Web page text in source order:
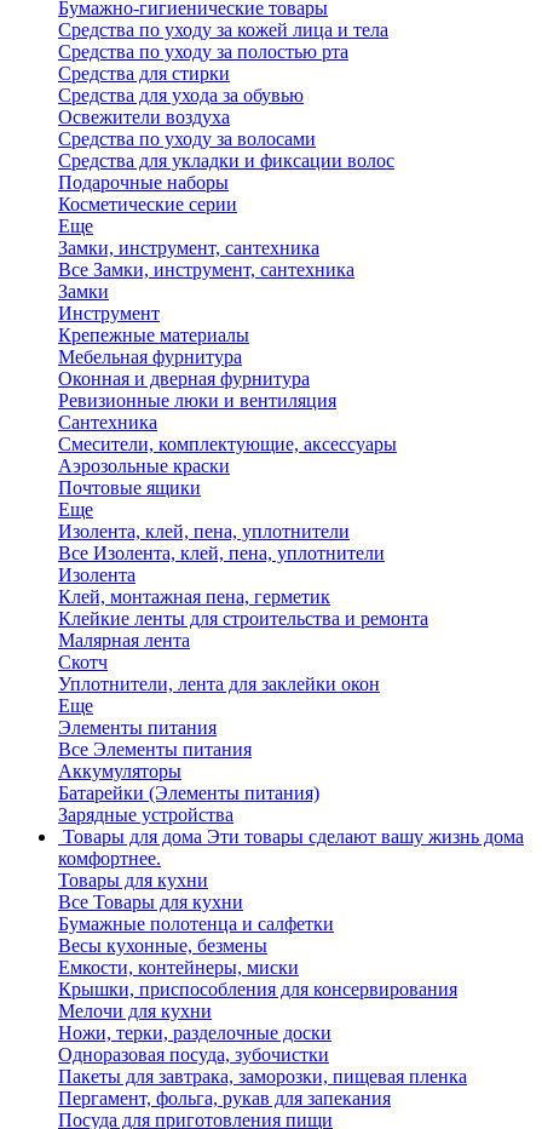
Бумажно-гигиенические товары
Средства по уходу за кожей лица и тела
Средства по уходу за полостью рта
Средства для стирки
Средства для ухода за обувью
Освежители воздуха
Средства по уходу за волосами
Средства для укладки и фиксации волос
Подарочные наборы
Косметические серии
Еще
Замки, инструмент, сантехника
Все Замки, инструмент, сантехника
Замки
Инструмент
Крепежные материалы
Мебельная фурнитура
Оконная и дверная фурнитура
Ревизионные люки и вентиляция
Сантехника
Смесители, комплектующие, аксессуары
Аэрозольные краски
Почтовые ящики
Еще
Изолента, клей, пена, уплотнители
Все Изолента, клей, пена, уплотнители
Изолента
Клей, монтажная пена, герметик
Клейкие ленты для строительства и ремонта
Малярная лента
Скотч
Уплотнители, лента для заклейки окон
Еще
Элементы питания
Все Элементы питания
Аккумуляторы
Батарейки (Элементы питания)
Зарядные устройства
Товары для дома Эти товары сделают вашу жизнь дома
комфортнее.
Товары для кухни
Все Товары для кухни
Бумажные полотенца и салфетки
Весы кухонные, безмены
Емкости, контейнеры, миски
Крышки, приспособления для консервирования
Мелочи для кухни
Ножи, терки, разделочные доски
Одноразовая посуда, зубочистки
Пакеты для завтрака, заморозки, пищевая пленка
Пергамент, фольга, рукав для запекания
Посуда для приготовления пищи